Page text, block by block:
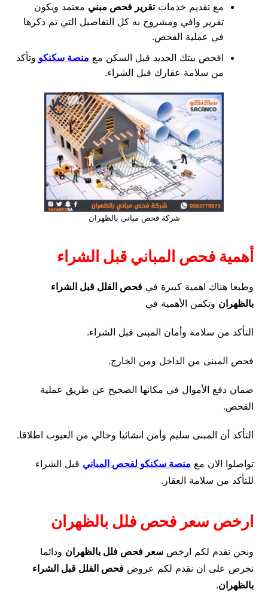
مع تقديم خدماتتقرير فحص مبني معتمد ويكون
تقرير وافي ومشروح به كل التفاصيل التي تم ذكرها
في عملية الفحص.
افحص بيتك الجديد قبل السكن مع منصة سكنكو وتأكد
من سلامة عقارك قبل الشراء.
شركة فحص مباني بالظهران
أهمية فحص المباني قبل الشراء
وطبعا هناك اهمية كبيرة في فحص الفلل قبل الشراء
بالظهران وتكمن الأهمية في
التأكد من سلامة وأمان المبنى قبل الشراء.
فحص المبنى من الداخل ومن الخارج.
ضمان دفع الأموال في مكانها الصحيح عن طريق عملية
الفحص.
التأكد أن المبنى سليم وأمن انشائيا وخالي من العيوب اطلاقا.
تواصلوا الان مع منصة سكنكو لفحص المباني قبل الشراء
للتأكد من سلامة العقار.
ارخص سعر فحص فلل بالظهران
ونحن نقدم لكم ارخص سعر فحص فلل بالظهران ودائما
نحرص على ان نقدم لكم عروض فحص الفلل قبل الشراء
بالظهران.